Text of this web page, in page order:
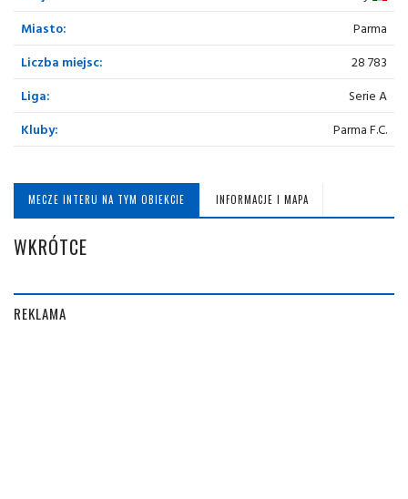
Miasto:
Parma
Liczba miejsc:
28 783
Liga:
Serie A
Kluby:
Parma F.C.
MECZE INTERU NA TYM OBIEKCIE INFORMACJE I MAPA
WKRÓTCE
REKLAMA